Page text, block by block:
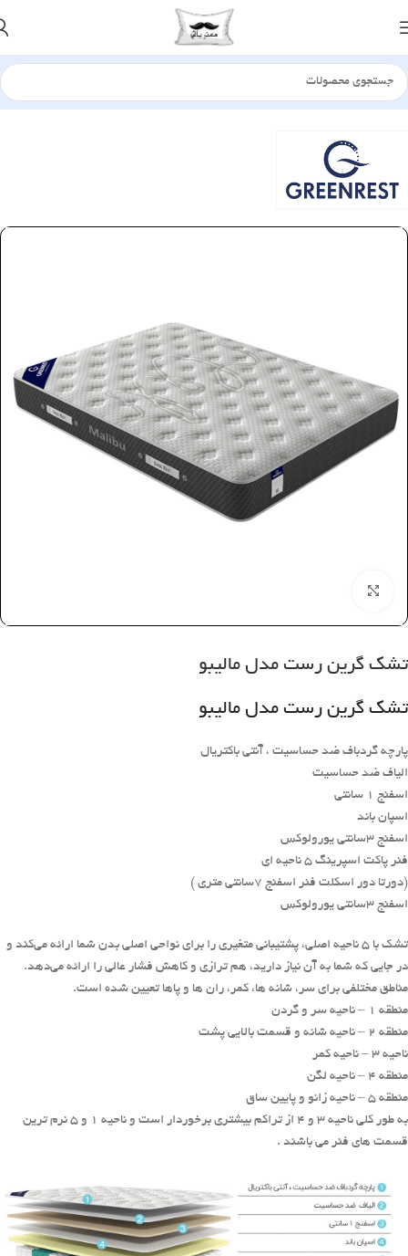
خانه تشک
تشک گرین رست مدل مالیبو
تشک گرین رست مدل مالیبو
پارچه گردباف ضد حساسیت ، آنتی باکتریال
الیاف ضد حساسیت
اسفنج 1 سانتی
اسپان باند
اسفنج 3سانتی یورولوکس
فنر پاکت اسپرینگ 5 ناحیه ای
(دورتا دور اسکلت فنر اسفنج 7سانتی متری )
اسفنج 3سانتی یورولوکس
تشک با 5 ناحیه اصلی، پشتیبانی متغیری را برای نواحی اصلی بدن شما ارائه می‌کند و
در جایی که شما به آن نیاز دارید، هم ترازی و کاهش فشار عالی را ارائه می‌دهد.
مناطق مختلفی برای سر، شانه ها، کمر، ران ها و پاها تعیین شده است.
منطقه 1 – ناحیه سر و گردن
منطقه 2 – ناحیه شانه و قسمت بالایی پشت
ناحیه 3 – ناحیه کمر
منطقه 4 – ناحیه لگن
منطقه 5 – ناحیه زانو و پایین ساق
به طور کلی ناحیه 3 و 4 از تراکم بیشتری برخوردار است و ناحیه 1 و 5 نرم ترین
قسمت های فنر می باشند .